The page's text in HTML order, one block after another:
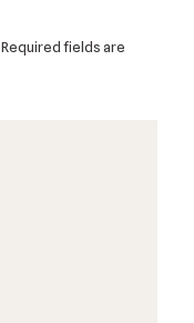
Required fields are